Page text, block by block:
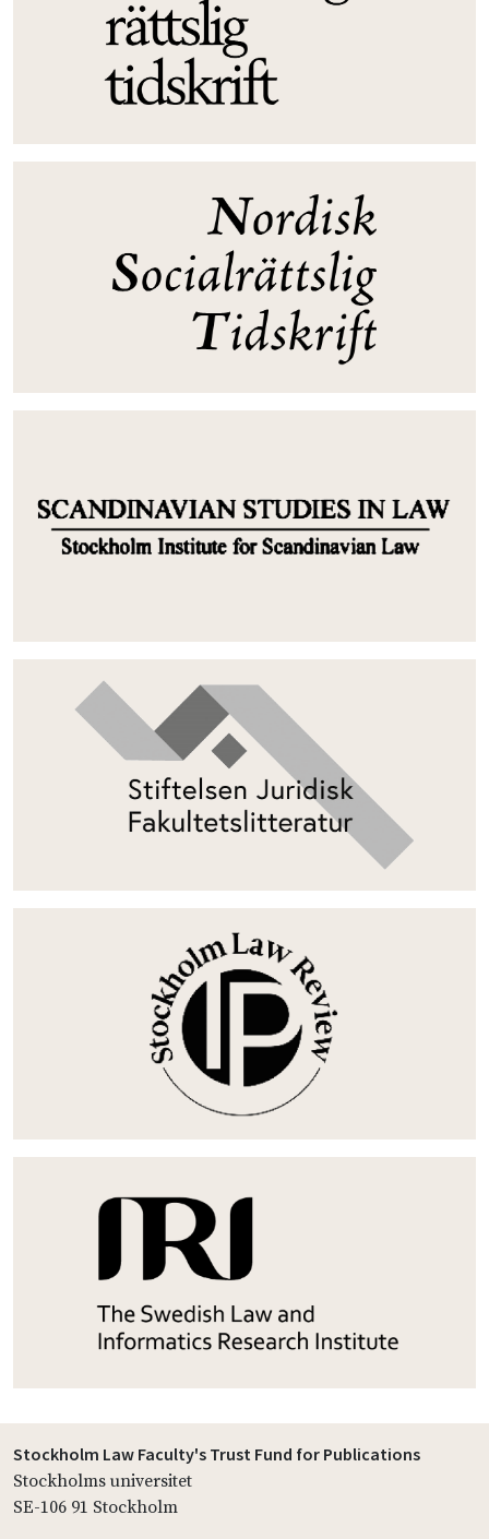
Stockholm Law Faculty's Trust Fund for Publications
Stockholms universitet
SE-106 91 Stockholm